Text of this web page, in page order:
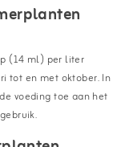
(14 ml) per liter
tot en met oktober. In
voeding toe aan het